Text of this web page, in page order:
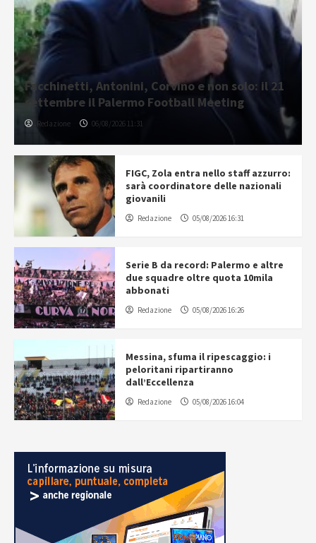
Facchinetti, Antonini, Corvino e non solo: il 21
settembre il Palermo Football Meeting
Redazione 06/08/2026 11:31
FIGC, Zola entra nello staff azzurro:
sarà coordinatore delle nazionali
giovanili
Redazione 05/08/2026 16:31
Serie B da record: Palermo e altre
due squadre oltre quota 10mila
abbonati
Redazione 05/08/2026 16:26
Messina, sfuma il ripescaggio: i
peloritani ripartiranno
dall’Eccellenza
Redazione 05/08/2026 16:04